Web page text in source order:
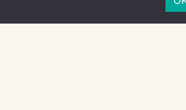
CENTRE NATIONAL DU LIVRE